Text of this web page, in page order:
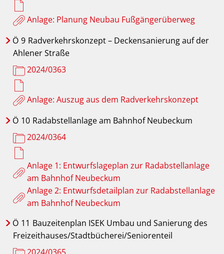
Anlage: Planung Neubau Fußgängerüberweg
Ö 9 Radverkehrskonzept – Deckensanierung auf der
Ahlener Straße
2024/0363
Anlage: Auszug aus dem Radverkehrskonzept
Ö 10 Radabstellanlage am Bahnhof Neubeckum
2024/0364
Anlage 1: Entwurfslageplan zur Radabstellanlage
am Bahnhof Neubeckum
Anlage 2: Entwurfsdetailplan zur Radabstellanlage
am Bahnhof Neubeckum
Ö 11 Bauzeitenplan ISEK Umbau und Sanierung des
Freizeithauses/Stadtbücherei/Seniorenteil
2024/0365